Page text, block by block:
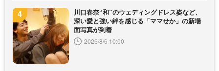
川口春奈“和”のウェディングドレス姿など、
深い愛と強い絆を感じる「ママせか」の新場
面写真が到着
2026/8/6 10:00